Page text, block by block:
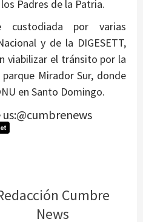
Padres de la Patria.
custodiada por varias
y de la DIGESETT,
viabilizar el tránsito por la
Mirador Sur, donde
en Santo Domingo.
Cumbre
News